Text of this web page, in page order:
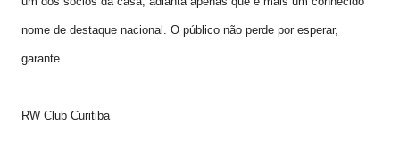
nome de destaque nacional. O público não perde por esperar,
garante.
RW Club Curitiba